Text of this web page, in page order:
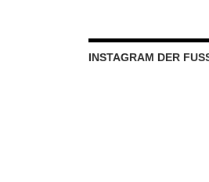
INSTAGRAM DER